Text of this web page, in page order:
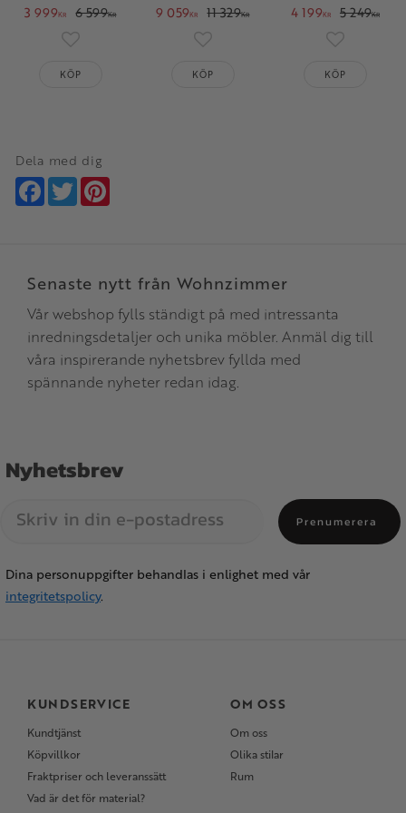
3 999KR 6 599KR
Lägg till i favoriter
KÖP
9 059KR 11 329KR
Lägg till i favoriter
KÖP
4 199KR 5 249KR
Lägg till i
KÖP
Dela med dig
Facebook
Twitter
Senaste nytt från Wohnzimmer
Vår webshop fylls ständigt på med intressanta
inredningsdetaljer och unika möbler. Anmäl dig till
våra inspirerande nyhetsbrev fyllda med
spännande nyheter redan idag.
Nyhetsbrev
Prenumerera
Dina personuppgifter behandlas i enlighet med vår
integritetspolicy.
KUNDSERVICE
Kundtjänst
Köpvillkor
Fraktpriser och leveranssätt
Vad är det för material?
OM OSS
Om oss
Olika stilar
Rum